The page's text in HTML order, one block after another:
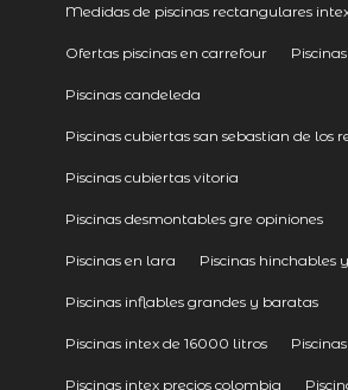
Medidas de piscinas rectangulares
Ofertas piscinas en carrefour
Piscinas candeleda
Piscinas cubiertas san sebastian de los
Piscinas cubiertas vitoria
Piscinas desmontables gre opiniones
Piscinas en lara Piscinas hinchables
Piscinas inflables grandes y baratas
Piscinas intex de 16000 litros
Piscinas intex precios colombia